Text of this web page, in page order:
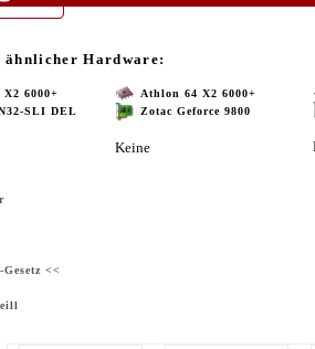
Hardware:
6000+
SLI DEL
<<
Athlon 64 X2 6000+
Zotac Geforce 9800
Keine